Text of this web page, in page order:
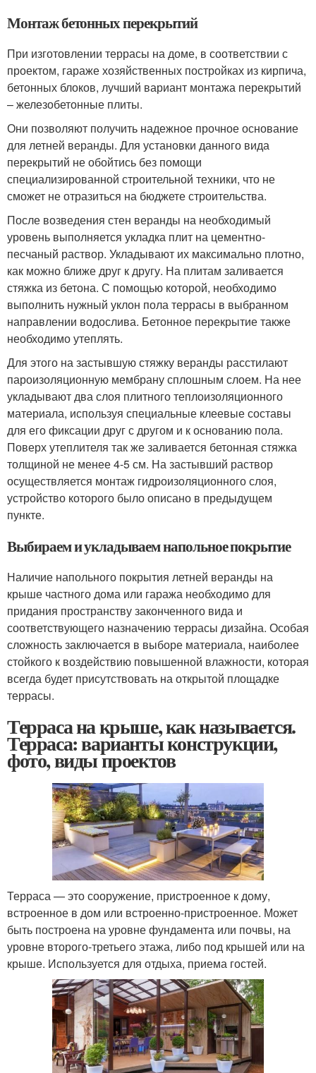
Монтаж бетонных перекрытий
При изготовлении террасы на доме, в соответствии с
проектом, гараже хозяйственных постройках из кирпича,
бетонных блоков, лучший вариант монтажа перекрытий
– железобетонные плиты.
Они позволяют получить надежное прочное основание
для летней веранды. Для установки данного вида
перекрытий не обойтись без помощи
специализированной строительной техники, что не
сможет не отразиться на бюджете строительства.
После возведения стен веранды на необходимый
уровень выполняется укладка плит на цементно-
песчаный раствор. Укладывают их максимально плотно,
как можно ближе друг к другу. На плитам заливается
стяжка из бетона. С помощью которой, необходимо
выполнить нужный уклон пола террасы в выбранном
направлении водослива. Бетонное перекрытие также
необходимо утеплять.
Для этого на застывшую стяжку веранды расстилают
пароизоляционную мембрану сплошным слоем. На нее
укладывают два слоя плитного теплоизоляционного
материала, используя специальные клеевые составы
для его фиксации друг с другом и к основанию пола.
Поверх утеплителя так же заливается бетонная стяжка
толщиной не менее 4-5 см. На застывший раствор
осуществляется монтаж гидроизоляционного слоя,
устройство которого было описано в предыдущем
пункте.
Выбираем и укладываем напольное покрытие
Наличие напольного покрытия летней веранды на
крыше частного дома или гаража необходимо для
придания пространству законченного вида и
соответствующего назначению террасы дизайна. Особая
сложность заключается в выборе материала, наиболее
стойкого к воздействию повышенной влажности, которая
всегда будет присутствовать на открытой площадке
террасы.
Терраса на крыше, как называется.
Терраса: варианты конструкции,
фото, виды проектов
Терраса — это сооружение, пристроенное к дому,
встроенное в дом или встроенно-пристроенное. Может
быть построена на уровне фундамента или почвы, на
уровне второго-третьего этажа, либо под крышей или на
крыше. Используется для отдыха, приема гостей.